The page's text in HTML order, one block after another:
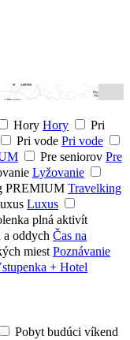
Hory Hory
Pri
Pri vode Pri vode
Pre seniorov Pre
Lyžovanie
PREMIUM Travelking
Luxus
plná aktivít
a oddych Čas na
miest Poznávanie
+ Hotel
Pobyt budúci víkend